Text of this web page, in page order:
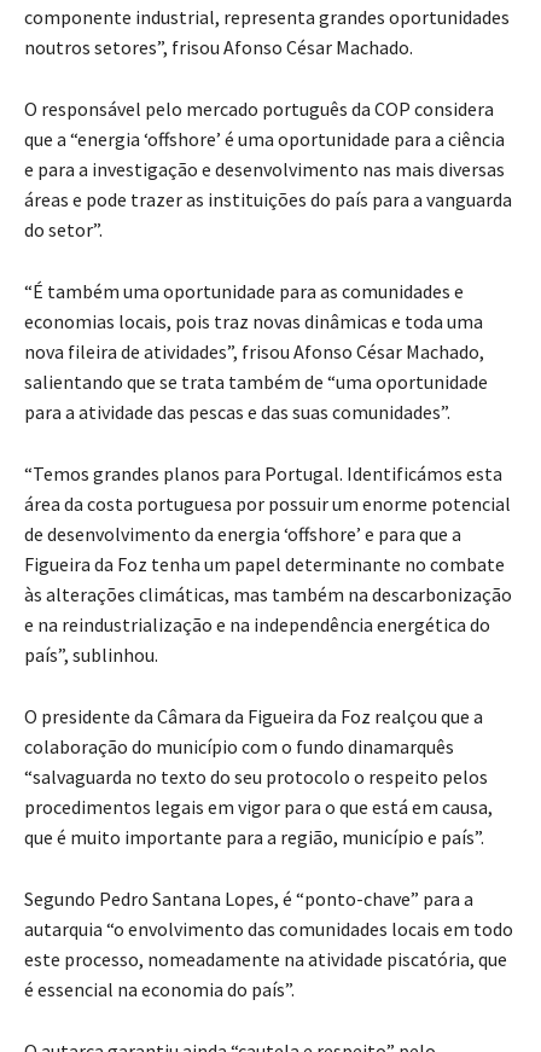
componente industrial, representa grandes oportunidades
noutros setores”, frisou Afonso César Machado.
O responsável pelo mercado português da COP considera
que a “energia ‘offshore’ é uma oportunidade para a ciência
e para a investigação e desenvolvimento nas mais diversas
áreas e pode trazer as instituições do país para a vanguarda
do setor”.
“É também uma oportunidade para as comunidades e
economias locais, pois traz novas dinâmicas e toda uma
nova fileira de atividades”, frisou Afonso César Machado,
salientando que se trata também de “uma oportunidade
para a atividade das pescas e das suas comunidades”.
“Temos grandes planos para Portugal. Identificámos esta
área da costa portuguesa por possuir um enorme potencial
de desenvolvimento da energia ‘offshore’ e para que a
Figueira da Foz tenha um papel determinante no combate
às alterações climáticas, mas também na descarbonização
e na reindustrialização e na independência energética do
país”, sublinhou.
O presidente da Câmara da Figueira da Foz realçou que a
colaboração do município com o fundo dinamarquês
“salvaguarda no texto do seu protocolo o respeito pelos
procedimentos legais em vigor para o que está em causa,
que é muito importante para a região, município e país”.
Segundo Pedro Santana Lopes, é “ponto-chave” para a
autarquia “o envolvimento das comunidades locais em todo
este processo, nomeadamente na atividade piscatória, que
é essencial na economia do país”.